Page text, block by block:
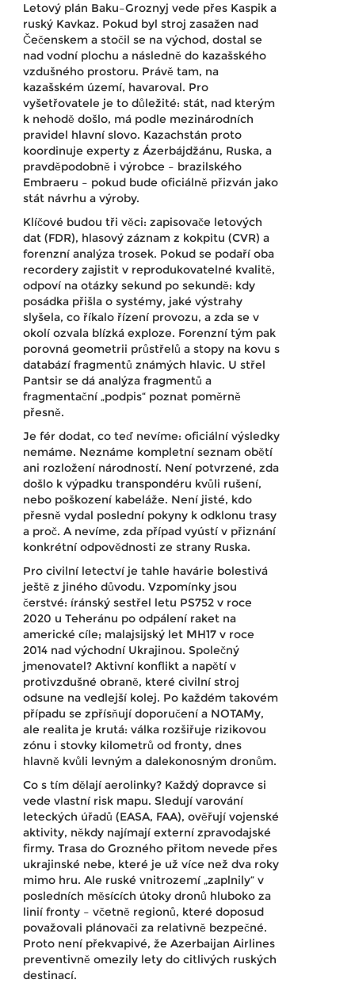
Letový plán Baku–Groznyj vede přes Kaspik a
ruský Kavkaz. Pokud byl stroj zasažen nad
Čečenskem a stočil se na východ, dostal se
nad vodní plochu a následně do kazašského
vzdušného prostoru. Právě tam, na
kazašském území, havaroval. Pro
vyšetřovatele je to důležité: stát, nad kterým
k nehodě došlo, má podle mezinárodních
pravidel hlavní slovo. Kazachstán proto
koordinuje experty z Ázerbájdžánu, Ruska, a
pravděpodobně i výrobce – brazilského
Embraeru – pokud bude oficiálně přizván jako
stát návrhu a výroby.
Klíčové budou tři věci: zapisovače letových
dat (FDR), hlasový záznam z kokpitu (CVR) a
forenzní analýza trosek. Pokud se podaří oba
recordery zajistit v reprodukovatelné kvalitě,
odpoví na otázky sekund po sekundě: kdy
posádka přišla o systémy, jaké výstrahy
slyšela, co říkalo řízení provozu, a zda se v
okolí ozvala blízká exploze. Forenzní tým pak
porovná geometrii průstřelů a stopy na kovu s
databází fragmentů známých hlavic. U střel
Pantsir se dá analýza fragmentů a
fragmentační „podpis“ poznat poměrně
přesně.
Je fér dodat, co teď nevíme: oficiální výsledky
nemáme. Neznáme kompletní seznam obětí
ani rozložení národností. Není potvrzené, zda
došlo k výpadku transpondéru kvůli rušení,
nebo poškození kabeláže. Není jisté, kdo
přesně vydal poslední pokyny k odklonu trasy
a proč. A nevíme, zda případ vyústí v přiznání
konkrétní odpovědnosti ze strany Ruska.
Pro civilní letectví je tahle havárie bolestivá
ještě z jiného důvodu. Vzpomínky jsou
čerstvé: íránský sestřel letu PS752 v roce
2020 u Teheránu po odpálení raket na
americké cíle; malajsijský let MH17 v roce
2014 nad východní Ukrajinou. Společný
jmenovatel? Aktivní konflikt a napětí v
protivzdušné obraně, které civilní stroj
odsune na vedlejší kolej. Po každém takovém
případu se zpřísňují doporučení a NOTAMy,
ale realita je krutá: válka rozšiřuje rizikovou
zónu i stovky kilometrů od fronty, dnes
hlavně kvůli levným a dalekonosným dronům.
Co s tím dělají aerolinky? Každý dopravce si
vede vlastní risk mapu. Sledují varování
leteckých úřadů (EASA, FAA), ověřují vojenské
aktivity, někdy najímají externí zpravodajské
firmy. Trasa do Grozného přitom nevede přes
ukrajinské nebe, které je už více než dva roky
mimo hru. Ale ruské vnitrozemí „zaplnily“ v
posledních měsících útoky dronů hluboko za
linií fronty – včetně regionů, které doposud
považovali plánovači za relativně bezpečné.
Proto není překvapivé, že Azerbaijan Airlines
preventivně omezily lety do citlivých ruských
destinací.